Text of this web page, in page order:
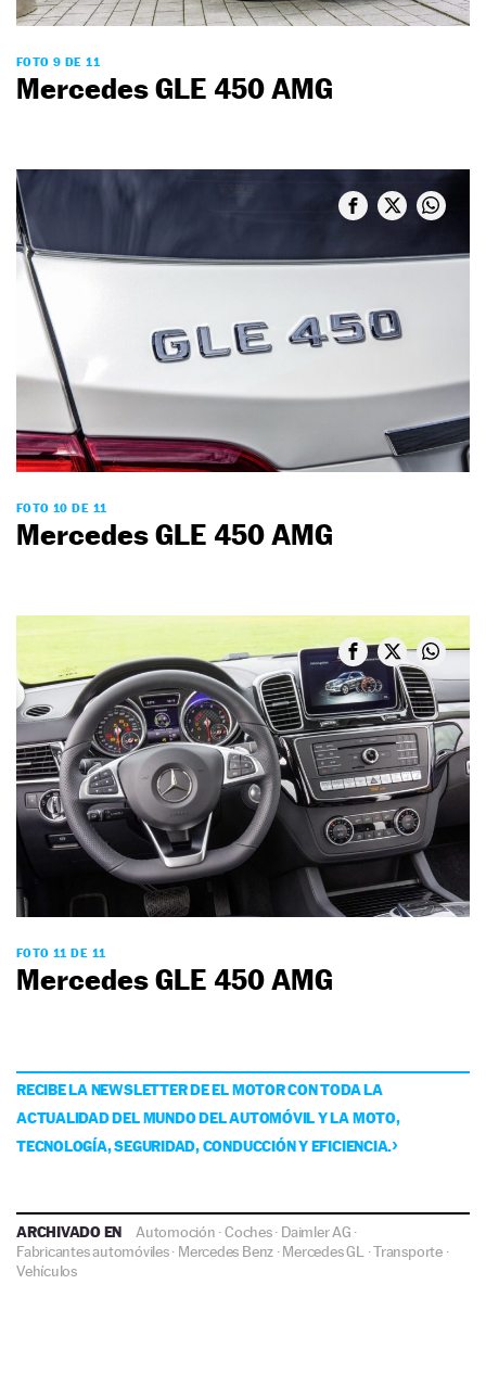
FOTO 9 DE 11
Mercedes GLE 450 AMG
FOTO 10 DE 11
Mercedes GLE 450 AMG
FOTO 11 DE 11
Mercedes GLE 450 AMG
RECIBE LA NEWSLETTER DE EL MOTOR CON TODA LA
ACTUALIDAD DEL MUNDO DEL AUTOMÓVIL Y LA MOTO,
TECNOLOGÍA, SEGURIDAD, CONDUCCIÓN Y EFICIENCIA.
ARCHIVADO EN Automoción ·Coches· Daimler AG ·
Fabricantes automóviles· Mercedes Benz ·Mercedes GL·Transporte·
Vehículos